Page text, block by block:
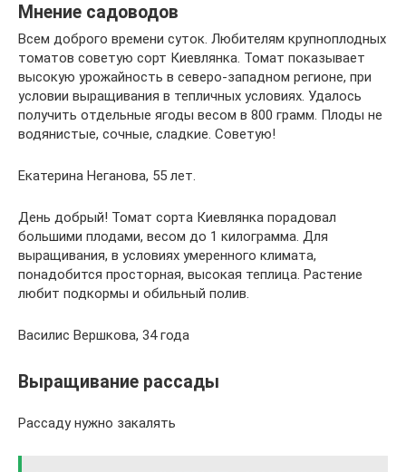
Мнение садоводов
Всем доброго времени суток. Любителям крупноплодных
томатов советую сорт Киевлянка. Томат показывает
высокую урожайность в северо-западном регионе, при
условии выращивания в тепличных условиях. Удалось
получить отдельные ягоды весом в 800 грамм. Плоды не
водянистые, сочные, сладкие. Советую!
Екатерина Неганова, 55 лет.
День добрый! Томат сорта Киевлянка порадовал
большими плодами, весом до 1 килограмма. Для
выращивания, в условиях умеренного климата,
понадобится просторная, высокая теплица. Растение
любит подкормы и обильный полив.
Василис Вершкова, 34 года
Выращивание рассады
Рассаду нужно закалять